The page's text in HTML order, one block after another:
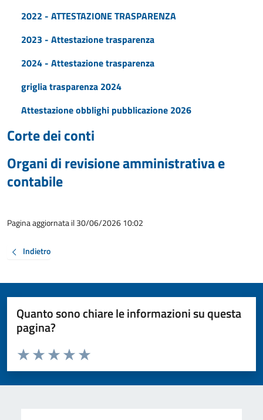
2022 - ATTESTAZIONE TRASPARENZA
2023 - Attestazione trasparenza
2024 - Attestazione trasparenza
griglia trasparenza 2024
Attestazione obblighi pubblicazione 2026
Corte dei conti
Organi di revisione amministrativa e
contabile
Pagina aggiornata il 30/06/2026 10:02
Indietro
Quanto sono chiare le informazioni su questa
pagina?
Valuta da 1 a 5 stelle la pagina
Valuta 5 stelle su 5
Valuta 4 stelle su 5
Valuta 3 stelle su 5
Valuta 2 stelle su 5
Valuta 1 stelle su 5